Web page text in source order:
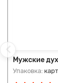
Мужские
Упаковка: